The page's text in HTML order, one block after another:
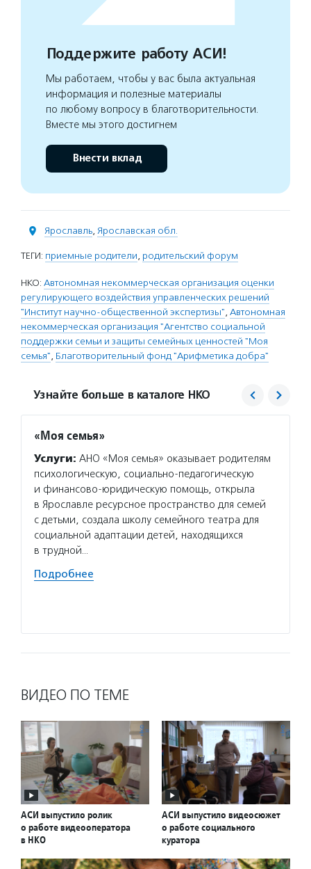
Поддержите работу АСИ!
Мы работаем, чтобы у вас была актуальная
информация и полезные материалы
по любому вопросу в благотворительности.
Вместе мы этого достигнем
Внести вклад
Ярославль, Ярославская обл.
ТЕГИ: приемные родители, родительский форум
НКО: Автономная некоммерческая организация оценки
регулирующего воздействия управленческих решений
"Институт научно-общественной экспертизы", Автономная
некоммерческая организация "Агентство социальной
поддержки семьи и защиты семейных ценностей "Моя
семья", Благотворительный фонд "Арифметика добра"
Узнайте больше в каталоге НКО
«Моя семья»
Услуги: АНО «Моя семья» оказывает родителям
психологическую, социально-педагогическую
и финансово-юридическую помощь, открыла
в Ярославле ресурсное пространство для семей
с детьми, создала школу семейного театра для
социальной адаптации детей, находящихся
в трудной…
Подробнее
ВИДЕО ПО ТЕМЕ
АСИ выпустило ролик
о работе видеооператора
в НКО
АСИ выпустило видеосюжет
о работе социального
куратора